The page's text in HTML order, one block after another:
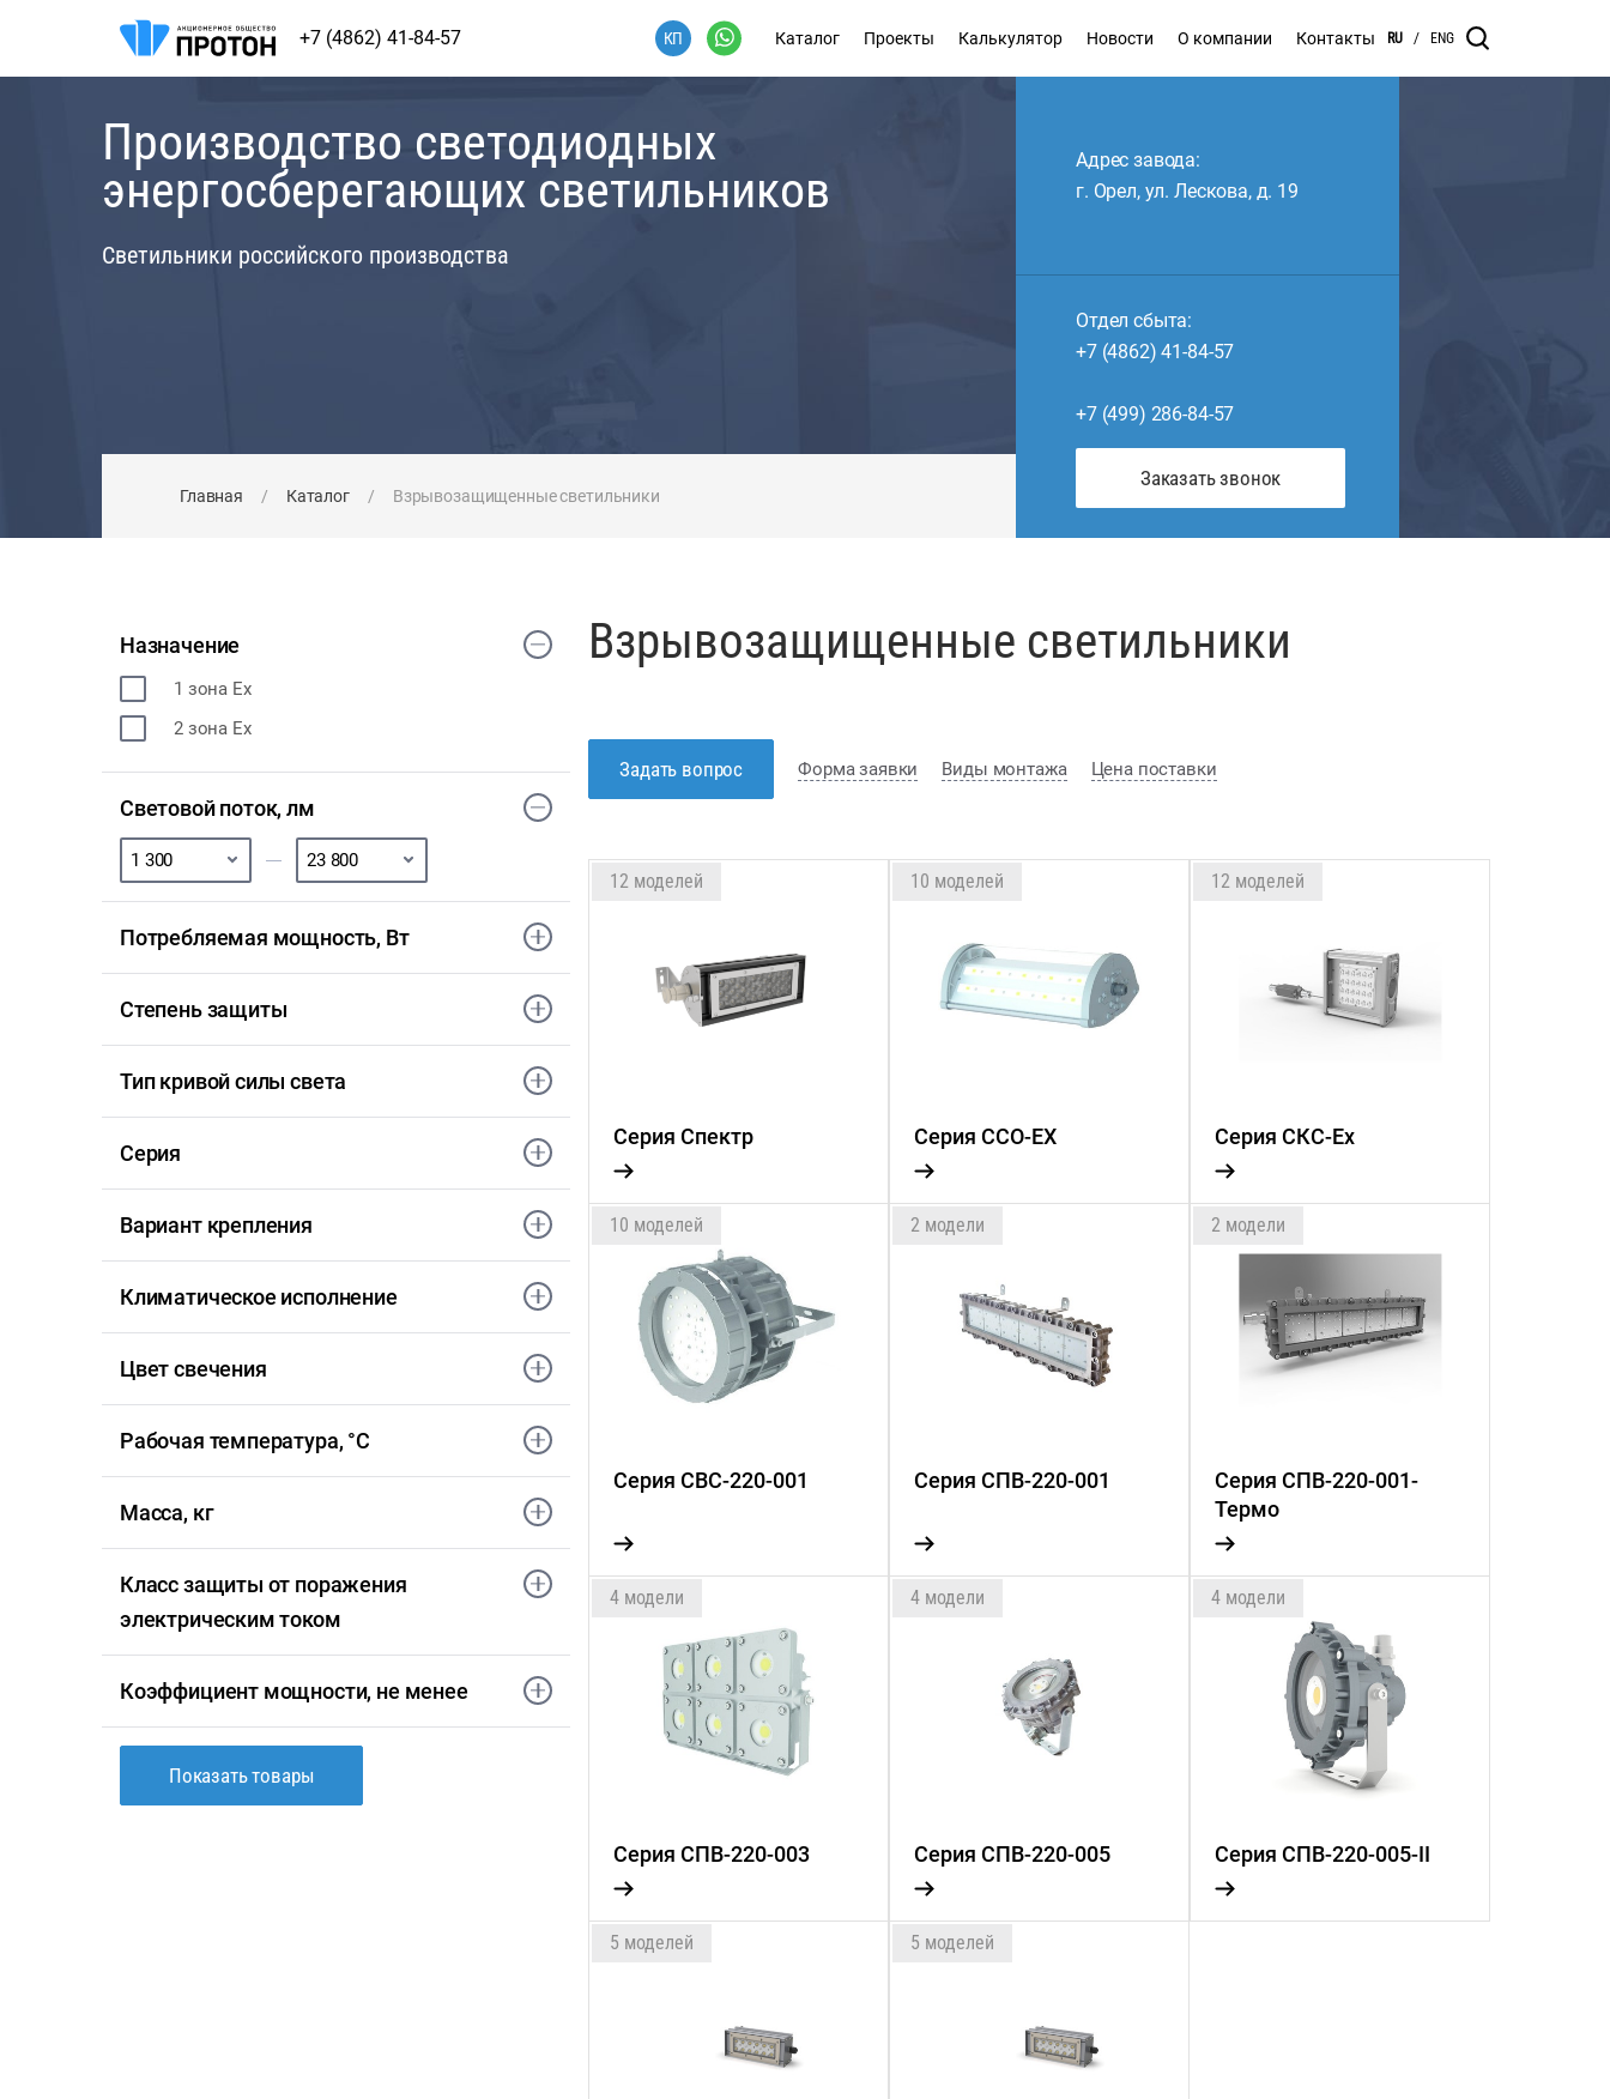
+7 (4862) 41-84-57 RU / ENG
Каталог Проекты Калькулятор Новости О компании Контакты
Производство светодиодных
энергосберегающих светильников
Светильники российского производства
Главная / Каталог / Взрывозащищенные светильники
Адрес завода:
г. Орел, ул. Лескова, д. 19
Отдел сбыта:
+7 (4862) 41-84-57
+7 (499) 286-84-57
Заказать звонок
Назначение
1 зона Ex
2 зона Ex
Световой поток, лм
Потребляемая мощность, Вт
Степень защиты
Тип кривой силы света
Серия
Вариант крепления
Климатическое исполнение
Цвет свечения
Рабочая температура, °С
Масса, кг
Класс защиты от поражения
электрическим током
Коэффициент мощности, не менее
Показать товары
Взрывозащищенные светильники
Задать вопрос Форма заявки Виды монтажа Цена поставки
12 моделей
Серия Спектр
10 моделей
Серия ССО-EX
12 моделей
Серия СКС-Eх
10 моделей
Серия СВС-220-001
2 модели
Серия СПВ-220-001
2 модели
Серия СПВ-220-001-
Термо
4 модели
Серия СПВ-220-003
4 модели
Серия СПВ-220-005
4 модели
Серия СПВ-220-005-II
5 моделей 5 моделей